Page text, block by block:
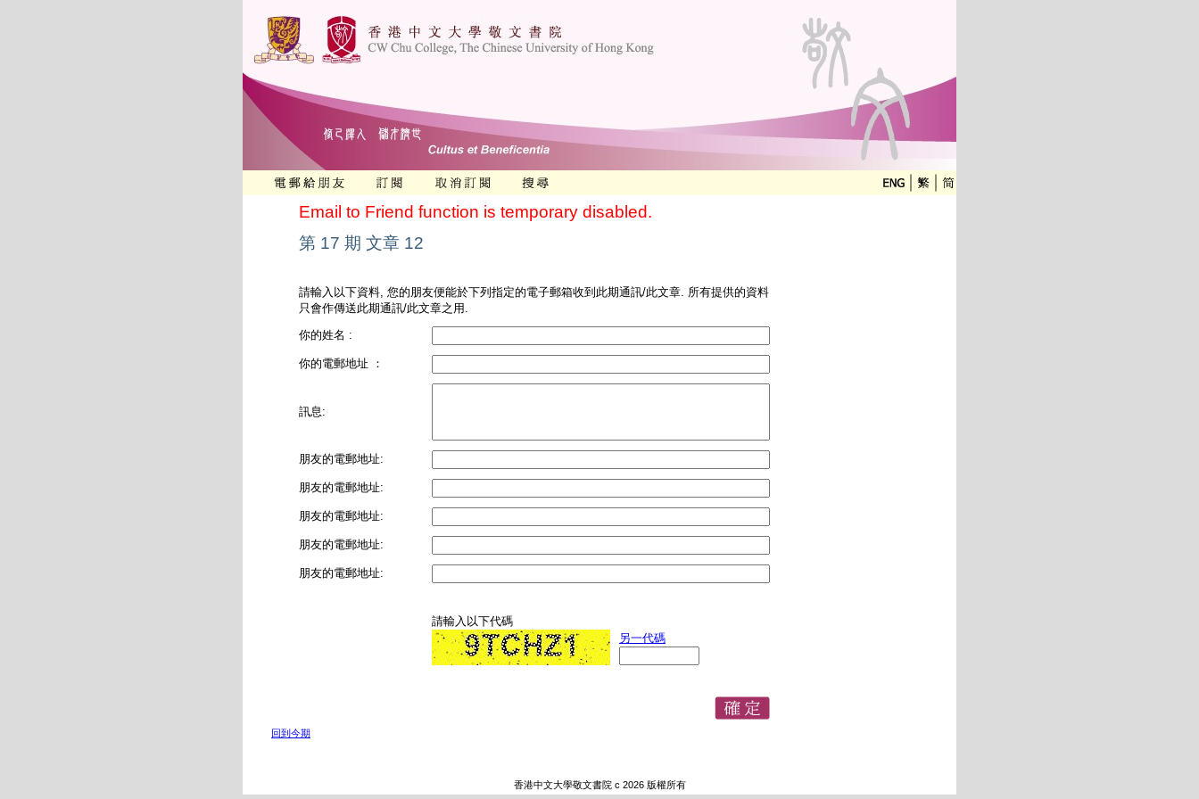
Email to Friend function is temporary disabled.
第 17 期 文章 12
請輸入以下資料, 您的朋友便能於下列指定的電子郵箱收到此期通訊/此文章. 所有提供的資料
只會作傳送此期通訊/此文章之用.
你的姓名 :
你的電郵地址 ：
訊息:
朋友的電郵地址:
朋友的電郵地址:
朋友的電郵地址:
朋友的電郵地址:
朋友的電郵地址:
請輸入以下代碼
另一代碼
回到今期
香港中文大學敬文書院 c 2026 版權所有